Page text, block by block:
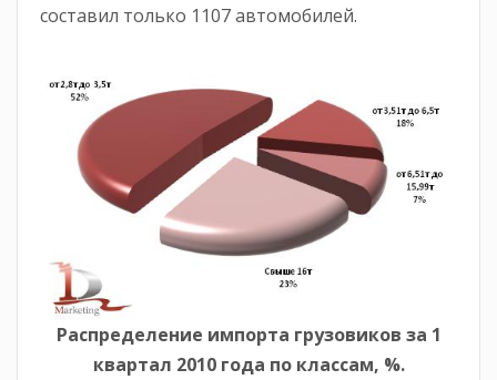
составил только 1107 автомобилей.
Распределение импорта грузовиков за 1
квартал 2010 года по классам, %.